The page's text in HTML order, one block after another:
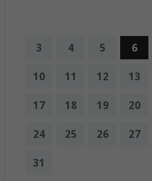
3 4 5 6
10 11 12 13
17 18 19 20
24 25 26 27
31